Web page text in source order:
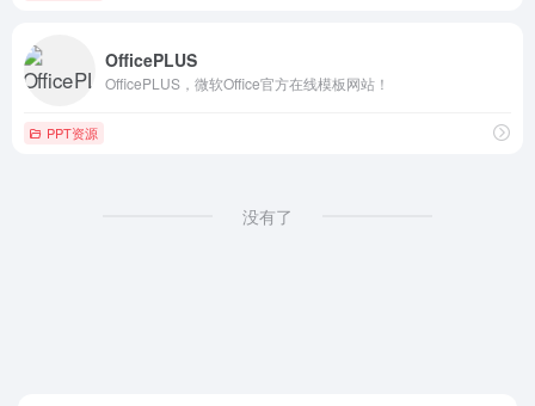
OfficePLUS
OfficePLUS，微软Office官方在线模板网站！
PPT资源
没有了